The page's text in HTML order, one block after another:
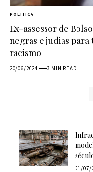
POLITICA
Ex-assessor de
negras e judias para
racismo
20/06/2024 3 MIN READ
21/07/